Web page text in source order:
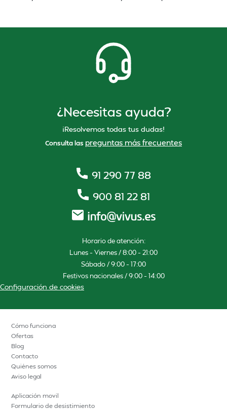
¿Necesitas ayuda?
¡Resolvemos todas tus dudas!
Consulta las preguntas más frecuentes
91 290 77 88
900 81 22 81
Horario de atención:
Lunes – Viernes / 8:00 – 21:00
Sábado / 9:00 – 17:00
Festivos nacionales / 9:00 – 14:00
Configuración de cookies
Cómo funciona
Ofertas
Blog
Contacto
Quiénes somos
Aviso legal
Aplicación movil
Formulario de desistimiento